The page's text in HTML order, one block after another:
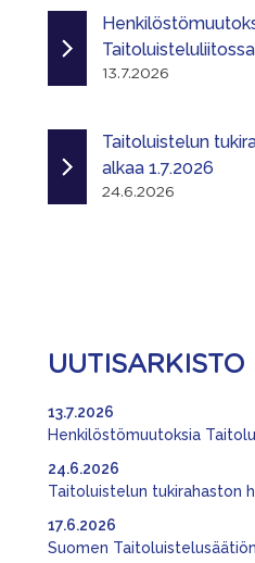
Taitoluisteluliitossa
13.7.2026
Taitoluistelun
alkaa 1.7.2026
24.6.2026
UUTISARKISTO
Henkilöstömuutoksia
13.7.2026
Taitoluistelun tukirahaston
24.6.2026
Suomen
17.6.2026